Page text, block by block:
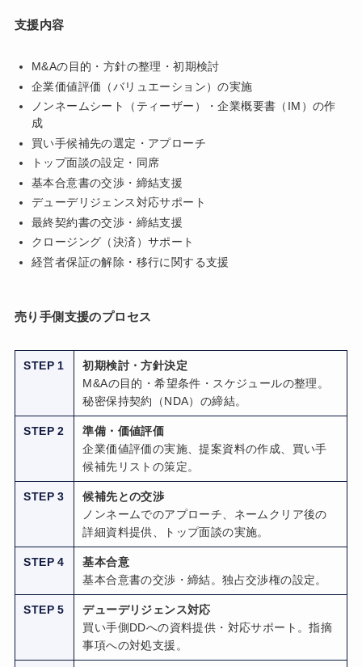
支援内容
M&Aの目的・方針の整理・初期検討
企業価値評価（バリュエーション）の実施
ノンネームシート（ティーザー）・企業概要書（IM）の作
成
買い手候補先の選定・アプローチ
トップ面談の設定・同席
基本合意書の交渉・締結支援
デューデリジェンス対応サポート
最終契約書の交渉・締結支援
クロージング（決済）サポート
経営者保証の解除・移行に関する支援
売り手側支援のプロセス
STEP 1
初期検討・方針決定
M&Aの目的・希望条件・スケジュールの整理。
秘密保持契約（NDA）の締結。
STEP 2
準備・価値評価
企業価値評価の実施、提案資料の作成、買い手
候補先リストの策定。
STEP 3
候補先との交渉
ノンネームでのアプローチ、ネームクリア後の
詳細資料提供、トップ面談の実施。
STEP 4
基本合意
基本合意書の交渉・締結。独占交渉権の設定。
STEP 5
デューデリジェンス対応
買い手側DDへの資料提供・対応サポート。指摘
事項への対処支援。